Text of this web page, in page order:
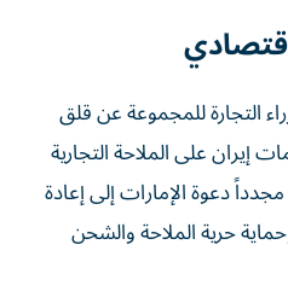
التجارة للمجموعة عن قلق
إيران على الملاحة التجارية
دعوة الإمارات إلى إعادة
حرية الملاحة والشحن